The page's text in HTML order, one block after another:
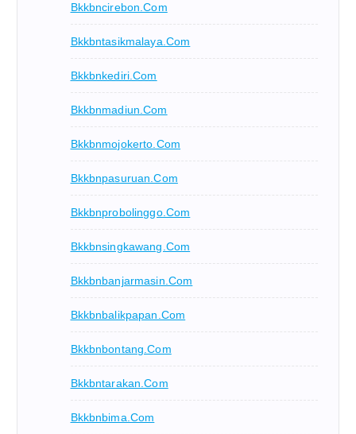
Bkkbncirebon.com
Bkkbntasikmalaya.com
Bkkbnkediri.com
Bkkbnmadiun.com
Bkkbnmojokerto.com
Bkkbnpasuruan.com
Bkkbnprobolinggo.com
Bkkbnsingkawang.com
Bkkbnbanjarmasin.com
Bkkbnbalikpapan.com
Bkkbnbontang.com
Bkkbntarakan.com
Bkkbnbima.com